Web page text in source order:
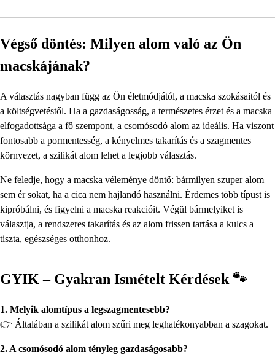
Végső döntés: Milyen alom való az Ön
macskájának?
A választás nagyban függ az Ön életmódjától, a macska szokásaitól és
a költségvetéstől. Ha a gazdaságosság, a természetes érzet és a macska
elfogadottsága a fő szempont, a csomósodó alom az ideális. Ha viszont
fontosabb a pormentesség, a kényelmes takarítás és a szagmentes
környezet, a szilikát alom lehet a legjobb választás.
Ne feledje, hogy a macska véleménye döntő: bármilyen szuper alom
sem ér sokat, ha a cica nem hajlandó használni. Érdemes több típust is
kipróbálni, és figyelni a macska reakcióit. Végül bármelyiket is
választja, a rendszeres takarítás és az alom frissen tartása a kulcs a
tiszta, egészséges otthonhoz.
GYIK – Gyakran Ismételt Kérdések 🐾
1. Melyik alomtípus a legszagmentesebb?
👉 Általában a szilikát alom szűri meg leghatékonyabban a szagokat.
2. A csomósodó alom tényleg gazdaságosabb?